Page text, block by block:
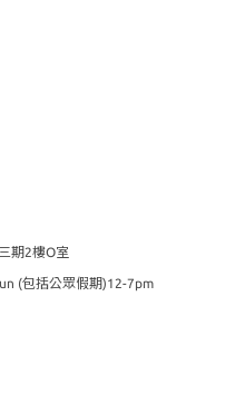
期2樓O室
(包括公眾假期)12-7pm